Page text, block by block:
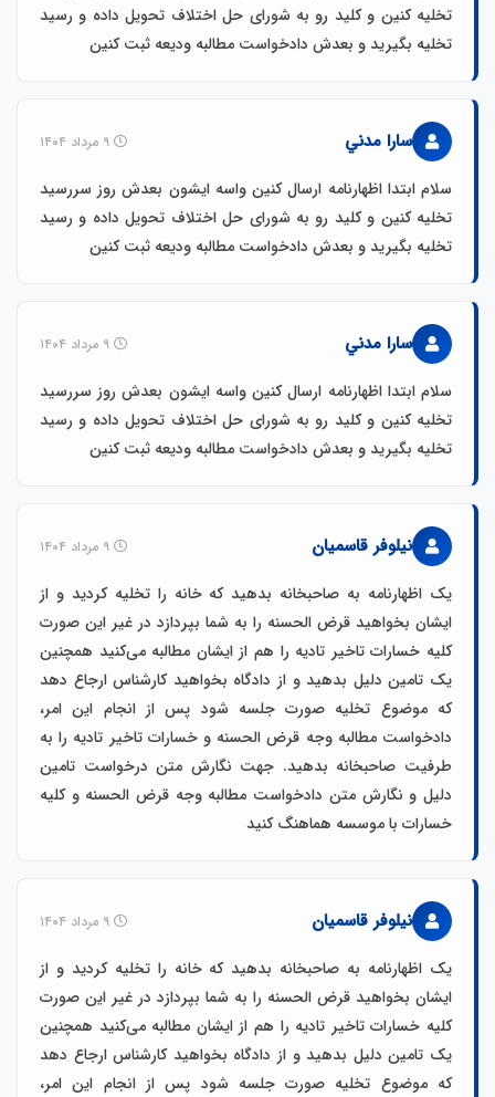
تخلیه کنین و کلید رو به شورای حل اختلاف تحویل داده و رسید
تخلیه بگیرید و بعدش دادخواست مطالبه ودیعه ثبت کنین
سارا مدني
سلام ابتدا اظهارنامه ارسال کنین واسه ایشون بعدش روز سررسید
تخلیه کنین و کلید رو به شورای حل اختلاف تحویل داده و رسید
تخلیه بگیرید و بعدش دادخواست مطالبه ودیعه ثبت کنین
سارا مدني
سلام ابتدا اظهارنامه ارسال کنین واسه ایشون بعدش روز سررسید
تخلیه کنین و کلید رو به شورای حل اختلاف تحویل داده و رسید
تخلیه بگیرید و بعدش دادخواست مطالبه ودیعه ثبت کنین
نیلوفر قاسمیان
یک اظهارنامه به صاحبخانه بدهید که خانه را تخلیه کردید و از
ایشان بخواهید قرض الحسنه را به شما بپردازد در غیر این صورت
کلیه خسارات تاخیر تادیه را هم از ایشان مطالبه می‌کنید همچنین
یک تامین دلیل بدهید و از دادگاه بخواهید کارشناس ارجاع دهد
که موضوع تخلیه صورت جلسه شود پس از انجام این امر،
دادخواست مطالبه وجه قرض الحسنه و خسارات تاخیر تادیه را به
طرفیت صاحبخانه بدهید. جهت نگارش متن درخواست تامین
دلیل و نگارش متن دادخواست مطالبه وجه قرض الحسنه و کلیه
خسارات با موسسه هماهنگ کنید
نیلوفر قاسمیان
یک اظهارنامه به صاحبخانه بدهید که خانه را تخلیه کردید و از
ایشان بخواهید قرض الحسنه را به شما بپردازد در غیر این صورت
کلیه خسارات تاخیر تادیه را هم از ایشان مطالبه می‌کنید همچنین
یک تامین دلیل بدهید و از دادگاه بخواهید کارشناس ارجاع دهد
که موضوع تخلیه صورت جلسه شود پس از انجام این امر،